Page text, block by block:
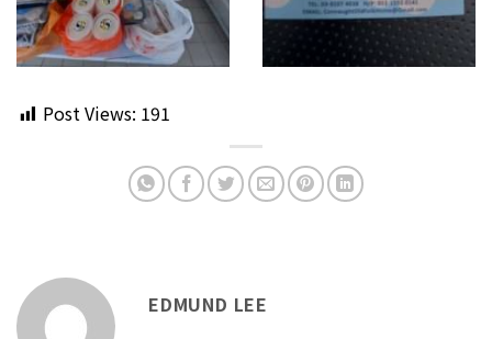
Post Views: 191
EDMUND LEE